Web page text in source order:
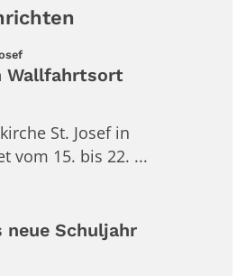
:
Wallfahrtsort
St. Josef in
vom 15. bis 22. ...
neue Schuljahr